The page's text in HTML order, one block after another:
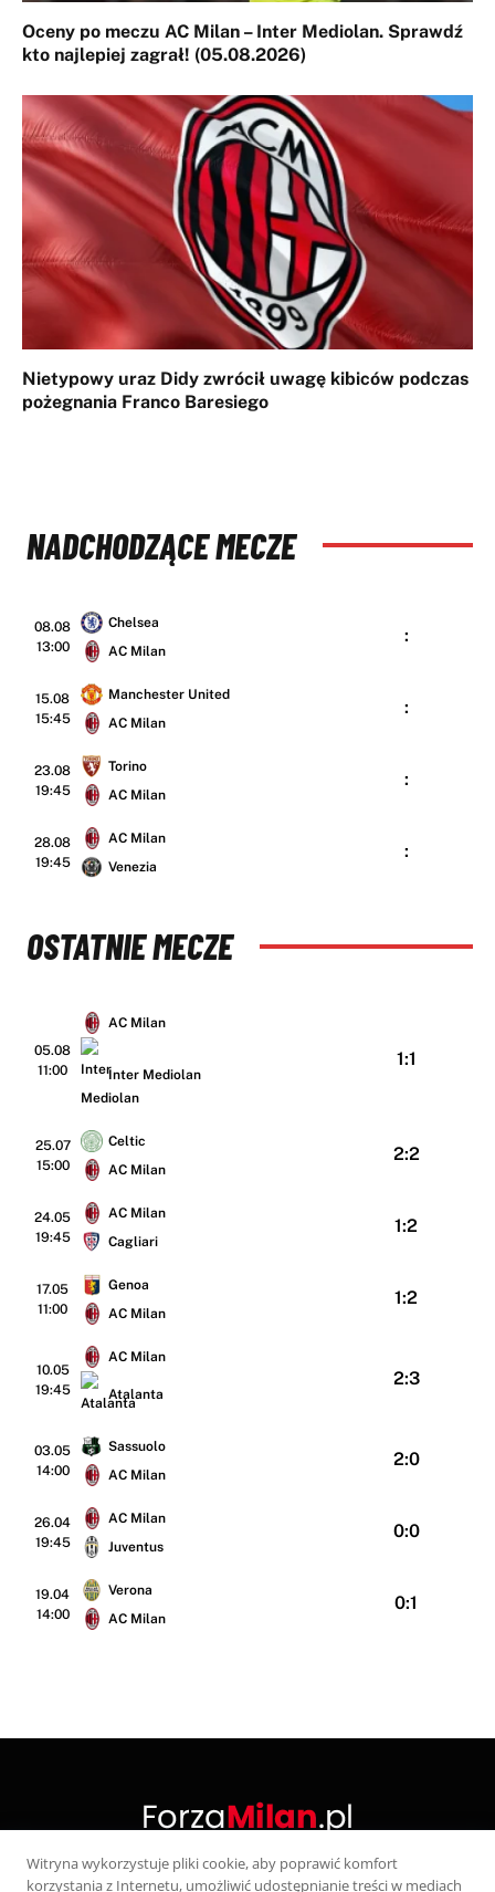
Oceny po meczu AC Milan – Inter Mediolan. Sprawdź
kto najlepiej zagrał! (05.08.2026)
Nietypowy uraz Didy zwrócił uwagę kibiców podczas
pożegnania Franco Baresiego
NADCHODZĄCE MECZE
08.08
13:00
Chelsea
AC Milan
:
15.08
15:45
Manchester United
AC Milan
:
23.08
19:45
Torino
AC Milan
:
28.08
19:45
AC Milan
Venezia
:
OSTATNIE MECZE
05.08
11:00
AC Milan
Inter Mediolan
1:1
25.07
15:00
Celtic
AC Milan
2:2
24.05
19:45
AC Milan
Cagliari
1:2
17.05
11:00
Genoa
AC Milan
1:2
10.05
19:45
AC Milan
Atalanta
2:3
03.05
14:00
Sassuolo
AC Milan
2:0
26.04
19:45
AC Milan
Juventus
0:0
19.04
14:00
Verona
AC Milan
0:1
Witryna wykorzystuje pliki cookie, aby poprawić komfort
korzystania z Internetu, umożliwić udostępnianie treści w mediach